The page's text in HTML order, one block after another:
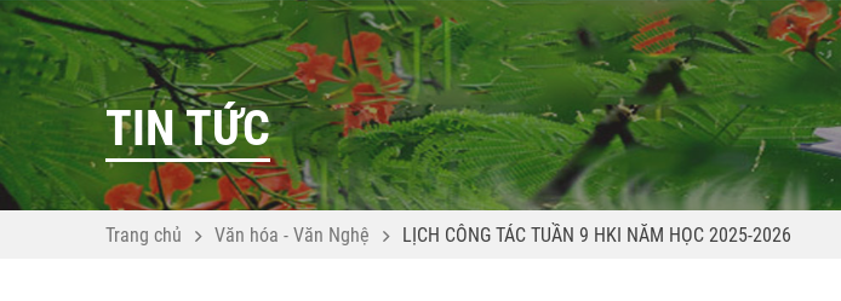
TIN TỨC
Trang chủ Văn hóa - Văn Nghệ LỊCH CÔNG TÁC TUẦN 9 HKI NĂM HỌC 2025-2026